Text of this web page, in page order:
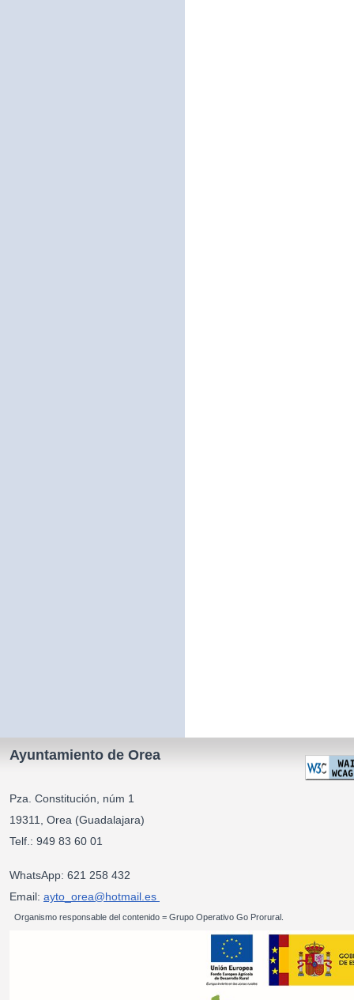
Ayuntamiento de Orea
Pza. Constitución, núm 1
19311, Orea (Guadalajara)
Telf.: 949 83 60 01
WhatsApp: 621 258 432
Email: ayto_orea@hotmail.es
Organismo responsable del contenido = Grupo Operativo Go Prorural.